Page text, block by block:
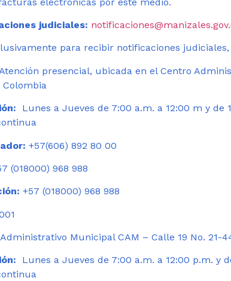
judiciales:
para recibir notificaciones judiciales,
Atención presencial, ubicada en el Centro
Colombia
Lunes a Jueves de 7:00 a.m. a 12:00 m y
+57(606) 892 80 00
(018000) 968 988
+57 (018000) 968 988
Municipal CAM – Calle 19 No. 21-
Lunes a Jueves de 7:00 a.m. a 12:00 p.m. y